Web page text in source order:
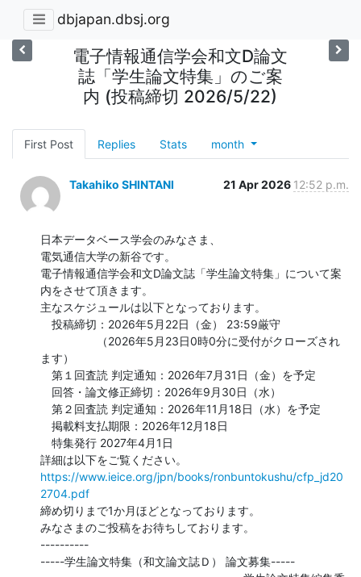
dbjapan.dbsj.org
電子情報通信学会和文D論文
誌「学生論文特集」のご案
内 (投稿締切 2026/5/22)
First Post Replies Stats month
Takahiko SHINTANI 21 Apr 2026 12:52 p.m.
日本データベース学会のみなさま、
電気通信大学の新谷です。
電子情報通信学会和文D論文誌「学生論文特集」について案
内をさせて頂きます。
主なスケジュールは以下となっております。
投稿締切：2026年5月22日（金） 23:59厳守
（2026年5月23日0時0分に受付がクローズされ
ます）
第１回査読 判定通知：2026年7月31日（金）を予定
回答・論文修正締切：2026年9月30日（水）
第２回査読 判定通知：2026年11月18日（水）を予定
掲載料支払期限：2026年12月18日
特集発行 2027年4月1日
https://www.ieice.org/jpn/books/ronbuntokushu/cfp_jd20
2704.pdf
締め切りまで1か月ほどとなっております。
みなさまのご投稿をお待ちしております。
----------
-----学生論文特集（和文論文誌Ｄ） 論文募集-----